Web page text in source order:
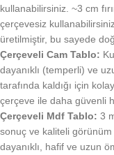
kullanabilirsiniz. ~3 cm
çerçevesiz
üretilmiştir, bu sayede
Çerçeveli Cam Tablo:
dayanıklı (temperli) ve
tarafında kaldığı için
çerçeve ile daha güvenli
Çerçeveli Mdf Tablo: 3
sonuç ve kaliteli
dayanıklı, hafif ve uzun